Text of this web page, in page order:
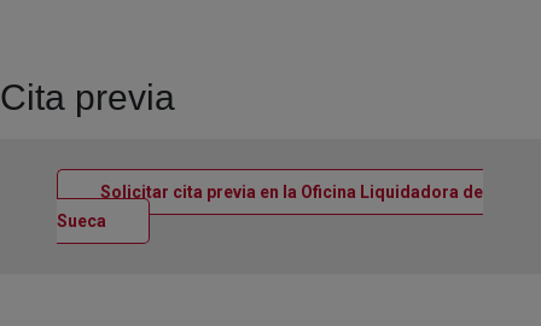
Cita previa
Solicitar cita previa en la Oficina Liquidadora de
Sueca Ventana nueva